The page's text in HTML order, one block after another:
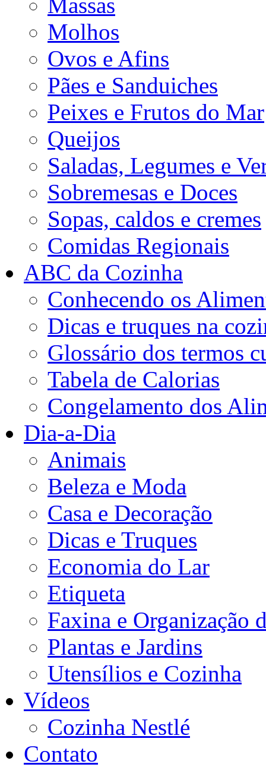
Molhos
Ovos e Afins
Pães e Sanduiches
Peixes e Frutos do Mar
Queijos
Saladas, Legumes e
Sobremesas e Doces
Sopas, caldos e cremes
Comidas Regionais
ABC da Cozinha
Conhecendo os
Dicas e truques na
Glossário dos termos
Tabela de Calorias
Congelamento dos
Dia-a-Dia
Animais
Beleza e Moda
Casa e Decoração
Dicas e Truques
Economia do Lar
Etiqueta
Faxina e Organização
Plantas e Jardins
Utensílios e Cozinha
Vídeos
Cozinha Nestlé
Contato